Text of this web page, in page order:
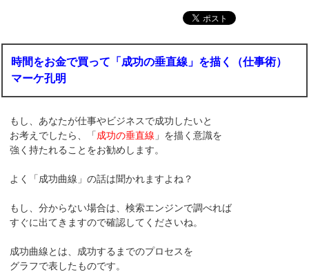
時間をお金で買って「成功の垂直線」を描く（仕事術）
マーケ孔明
もし、あなたが仕事やビジネスで成功したいと
お考えでしたら、「成功の垂直線 」を描く意識を
強く持たれることをお勧めします。
よく「成功曲線」の話は聞かれますよね？
もし、分からない場合は、検索エンジンで調べれば
すぐに出てきますので確認してくださいね。
成功曲線とは、成功するまでのプロセスを
グラフで表したものです。